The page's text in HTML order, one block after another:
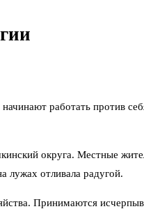
работать против
округа. Местные
лужах отливала радугой.
Принимаются